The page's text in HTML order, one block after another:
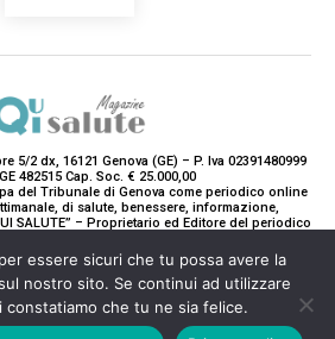
5/2 dx, 16121 Genova (GE) – P. Iva 02391480999
482515 Cap. Soc. € 25.000,00
del Tribunale di Genova come periodico online
di salute, benessere, informazione,
SALUTE” – Proprietario ed Editore del periodico
registro stampa R.V. 5663/2020 Reg. Stampa
2020 Cron. 890/2020).
2025© Teddy Luxury SRL
essere sicuri che tu possa avere la
nostro sito. Se continui ad utilizzare
che tu ne sia felice.